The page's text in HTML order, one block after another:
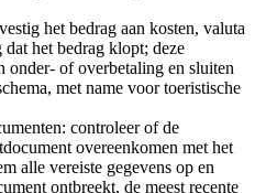
het bedrag aan kosten, valuta
dat het bedrag klopt; deze
onder- of overbetaling en sluiten
met name voor toeristische
controleer of de
overeenkomen met het
alle vereiste gegevens op en
ontbreekt, de meest recente